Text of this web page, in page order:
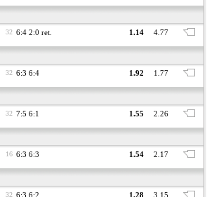
32 6:4 2:0 ret. 1.14 4.77
32 6:3 6:4 1.92 1.77
32 7:5 6:1 1.55 2.26
16 6:3 6:3 1.54 2.17
32 6:3 6:2 1.28 3.15